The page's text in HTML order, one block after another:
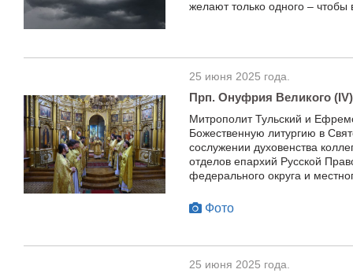
желают только одного – чтобы
25 июня 2025 года.
Прп. Онуфрия Великого
Митрополит Тульский и
Божественную литургию в
сослужении духовенства
отделов епархий Русской
федерального округа и
Фото
25 июня 2025 года.